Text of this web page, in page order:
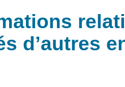
d’autres